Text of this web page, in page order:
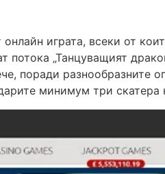
играта, всеки от
потока „Танцуващият
поради разнообразните
минимум три скатера